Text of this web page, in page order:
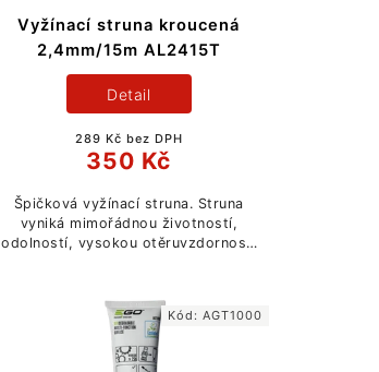
Vyžínací struna kroucená
2,4mm/15m AL2415T
289 Kč bez DPH
350 Kč
Detail
Špičková vyžínací struna. Struna
vyniká mimořádnou životností,
odolností, vysokou otěruvzdorností
Kód:AGT1000